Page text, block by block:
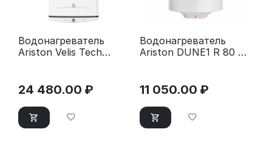
Водонагреватель
Ariston Velis Tech
24 480.00 ₽
Водонагреватель
Ariston DUNE1 R 80 V
11 050.00 ₽